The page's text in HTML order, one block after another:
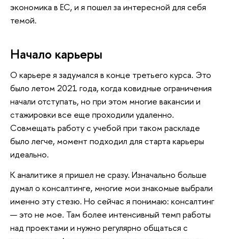
экономика в ЕС, и я пошел за интересной для себя
темой.
Начало карьеры
О карьере я задумался в конце третьего курса. Это
было летом 2021 года, когда ковидные ограничения
начали отступать, но при этом многие вакансии и
стажировки все еще проходили удаленно.
Совмещать работу с учебой при таком раскладе
было легче, момент подходил для старта карьеры
идеально.
К аналитике я пришел не сразу. Изначально больше
думал о консалтинге, многие мои знакомые выбрали
именно эту стезю. Но сейчас я понимаю: консалтинг
— это не мое. Там более интенсивный темп работы
над проектами и нужно регулярно общаться с